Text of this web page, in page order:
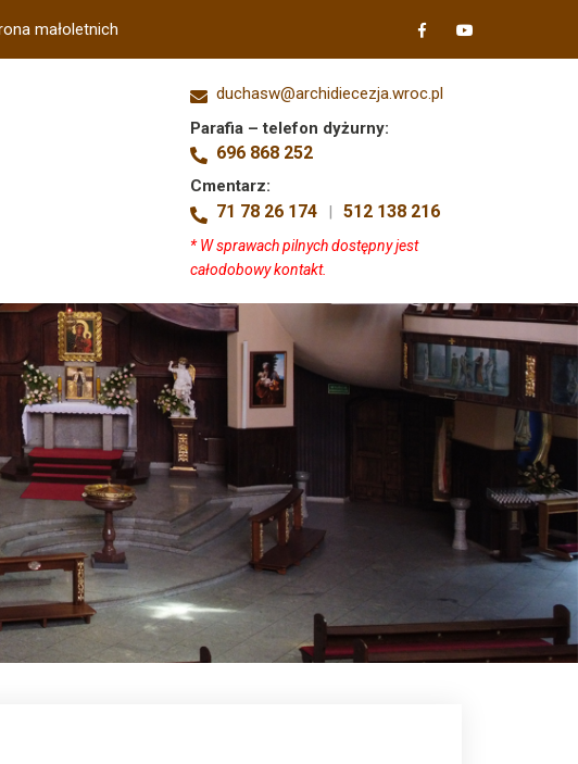
małoletnich
duchasw@archidiecezja.wroc.pl
Parafia – telefon dyżurny:
696 868 252
Cmentarz:
71 78 26 174 | 512 138 216
* W sprawach pilnych dostępny jest
całodobowy kontakt.